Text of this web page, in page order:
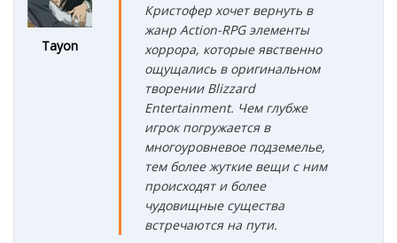
Tayon
Кристофер хочет вернуть в
жанр Action-RPG элементы
хоррора, которые явственно
ощущались в оригинальном
творении Blizzard
Entertainment. Чем глубже
игрок погружается в
многоуровневое подземелье,
тем более жуткие вещи с ним
происходят и более
чудовищные существа
встречаются на пути.